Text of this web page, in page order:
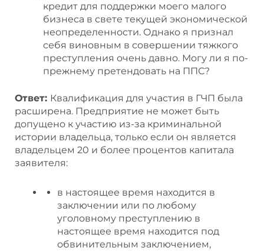
кредит для поддержки моего малого
бизнеса в свете текущей экономической
неопределенности. Однако я признал
себя виновным в совершении тяжкого
преступления очень давно. Могу ли я по-
прежнему претендовать на ППС?
Ответ: Квалификация для участия в ГЧП была
расширена. Предприятие не может быть
допущено к участию из-за криминальной
истории владельца, только если он является
владельцем 20 и более процентов капитала
заявителя:
в настоящее время находится в
заключении или по любому
уголовному преступлению в
настоящее время находится под
обвинительным заключением,